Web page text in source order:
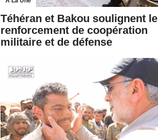
Téhéran et Bakou soulignent le
renforcement de coopération
militaire et de défense